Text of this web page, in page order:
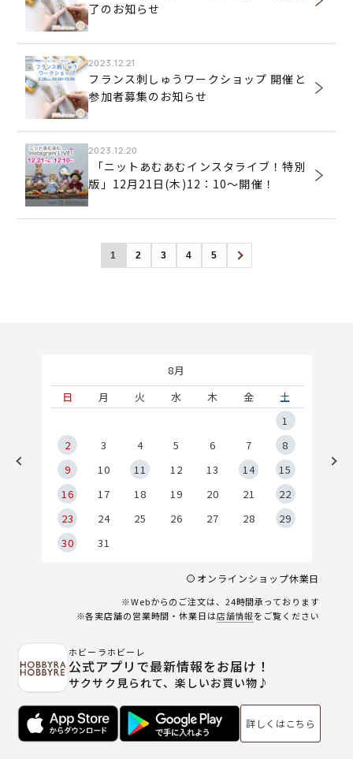
了のお知らせ
2023.12.21
フランス刺しゅうワークショップ 開催と
参加者募集のお知らせ
2023.12.20
「ニットあむあむインスタライブ！特別
版」12月21日(木)12：10～開催！
1 2 3 4 5
8月
日
月 火 水 木 金
土
1
2
3 4 5 6 7
8
9
10 11 12 13 14
15
16
17 18 19 20 21
22
23
24 25 26 27 28
29
30
31
オンラインショップ休業日
※Webからのご注文は、24時間承っております
※各実店舗の営業時間・休業日は店舗情報をご覧ください
ホビーラホビーレ
公式アプリで最新情報をお届け！
サクサク見られて、楽しいお買い物♪
詳しくはこちら